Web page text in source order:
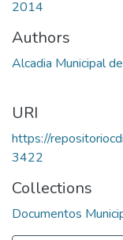
2014
Authors
Alcadia Municipal
URI
https://
3422
Collections
Documentos